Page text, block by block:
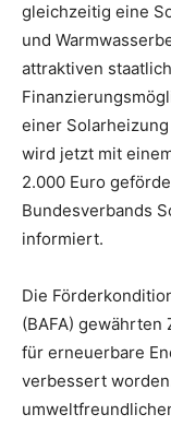
gleichzeitig eine
und
attraktiven
einer
wird jetzt mit
2.000 Euro
Bundesverbands
informiert.
Die
(BAFA) gewährten
für erneuerbare
verbessert